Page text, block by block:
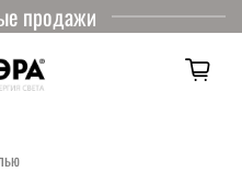
продажи